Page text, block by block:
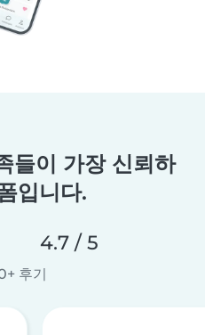
들이 가장 신뢰하
입니다.
4.7 / 5
후기